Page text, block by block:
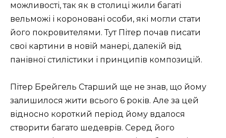
можливості, так як в столиці жили багаті
вельможі і короновані особи, які могли стати
його покровителями. Тут Пітер почав писати
свої картини в новій манері, далекій від
панівної стилістики і принципів композицій.
Пітер Брейгель Старший ще не знав, що йому
залишилося жити всього 6 років. Але за цей
відносно короткий період йому вдалося
створити багато шедеврів. Серед його